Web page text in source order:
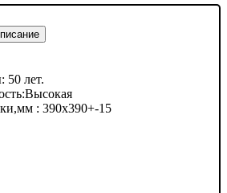
50 лет.
: 390х390+-15